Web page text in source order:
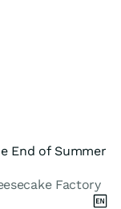
End of Summer
Factory